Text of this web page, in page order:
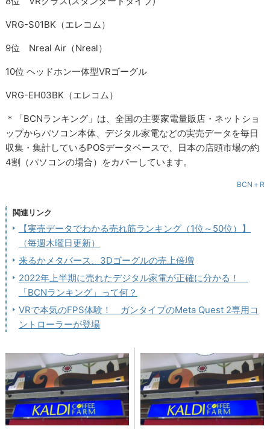
VRG-S01BK（エレコム）
9位 Nreal Air（Nreal）
10位 ヘッドホン一体型VRゴーグル
VRG-EH03BK（エレコム）
＊「BCNランキング」は、全国の主要家電量販店・ネットショ
ップからパソコン本体、デジタル家電などの実売データを毎日
収集・集計しているPOSデータベースで、日本の店頭市場の約
4割（パソコンの場合）をカバーしています。
BCN＋R
関連リンク
【実売データでわかる売れ筋ランキング（1位～50位）】
（毎週木曜日更新）
来るかメタバース、3Dゴーグルの売上倍増
2022年上半期に売れたデジタル家電が正確に分かる！
「BCNランキング」って何？
VRで本気のFPS体験！ ガンタイプのMeta Quest 2専用コ
ントローラーが登場